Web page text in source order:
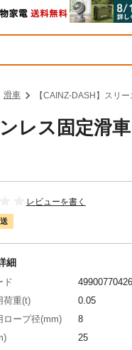
滑車 【CAINZ-DASH】スリ
ンレス固定
レビューを書く
細
ド
荷重(t)
0.05
ロープ径(mm)
8
25